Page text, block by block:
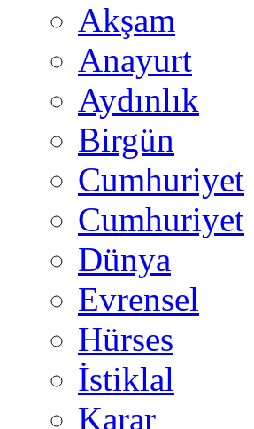
Akşam
Anayurt
Aydınlık
Birgün
Cumhuriyet
Cumhuriyet
Dünya
Evrensel
Hürses
İstiklal
Karar